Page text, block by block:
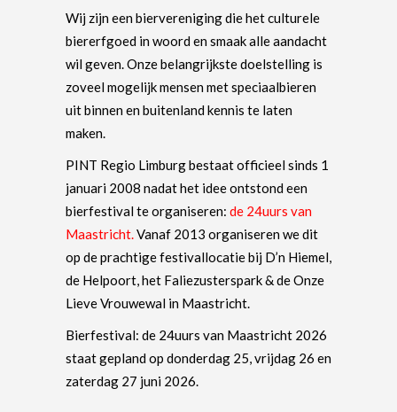
Wij zijn een biervereniging die het culturele
biererfgoed in woord en smaak alle aandacht
wil geven. Onze belangrijkste doelstelling is
zoveel mogelijk mensen met speciaalbieren
uit binnen en buitenland kennis te laten
maken.
PINT Regio Limburg bestaat officieel sinds 1
januari 2008 nadat het idee ontstond een
bierfestival te organiseren: de 24uurs van
Maastricht.Vanaf 2013 organiseren we dit
op de prachtige festivallocatie bij D’n Hiemel,
de Helpoort, het Faliezusterspark & de Onze
Lieve Vrouwewal in Maastricht.
Bierfestival: de 24uurs van Maastricht 2026
staat gepland op donderdag 25, vrijdag 26 en
zaterdag 27 juni 2026.